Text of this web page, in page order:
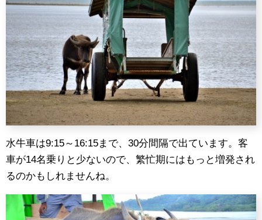
水牛車は9:15～16:15まで、30分間隔で出ています。客
車が14名乗りと少ないので、繁忙期にはもっと増発され
るのかもしれませんね。